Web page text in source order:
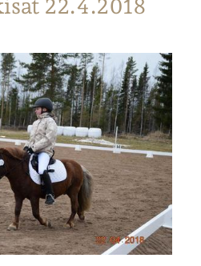
22.4.2018